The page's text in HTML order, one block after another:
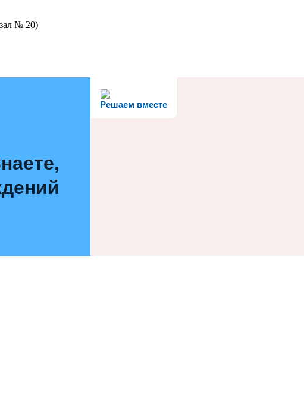
№ 20)
Решаем вместе